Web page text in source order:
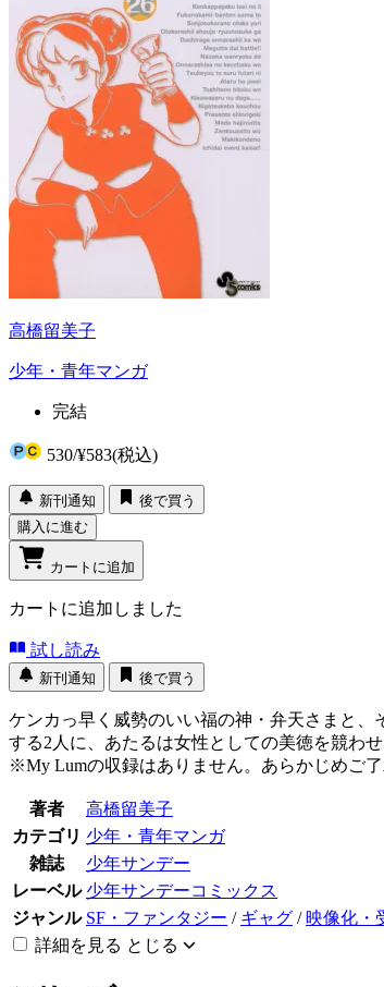
高橋留美子
少年・青年マンガ
完結
530/¥583(税込)
新刊通知
後で買う
購入に進む
カートに追加
カートに追加しました
試し読み
新刊通知 後で買う
ケンカっ早く威勢のいい福の神・弁天さまと
する2人に、あたるは女性としての美徳を競わ
※My Lumの収録はありません。あらかじめご了
著者
高橋留美子
カテゴリ 少年・青年マンガ
雑誌
少年サンデー
レーベル 少年サンデーコミックス
ジャンル SF・ファンタジー / ギャグ / 映像化・
詳細を見る とじる